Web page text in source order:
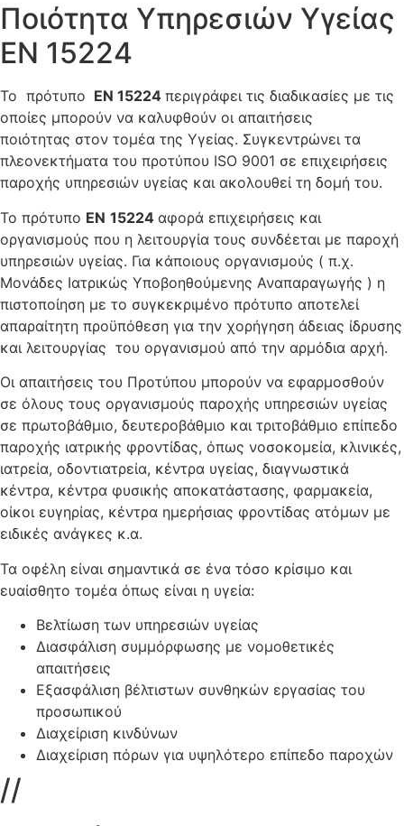
Ποιότητα Υπηρεσιών Υγείας
ΕΝ 15224
Το πρότυπο ΕΝ 15224 περιγράφει τις διαδικασίες με τις
οποίες μπορούν να καλυφθούν οι απαιτήσεις
ποιότητας στον τομέα της Υγείας. Συγκεντρώνει τα
πλεονεκτήματα του προτύπου ISO 9001 σε επιχειρήσεις
παροχής υπηρεσιών υγείας και ακολουθεί τη δομή του.
Το πρότυπο ΕΝ 15224 αφορά επιχειρήσεις και
οργανισμούς που η λειτουργία τους συνδέεται με παροχή
υπηρεσιών υγείας. Για κάποιους οργανισμούς ( π.χ.
Μονάδες Ιατρικώς Υποβοηθούμενης Αναπαραγωγής ) η
πιστοποίηση με το συγκεκριμένο πρότυπο αποτελεί
απαραίτητη προϋπόθεση για την χορήγηση άδειας ίδρυσης
και λειτουργίας του οργανισμού από την αρμόδια αρχή.
Οι απαιτήσεις του Προτύπου μπορούν να εφαρμοσθούν
σε όλους τους οργανισμούς παροχής υπηρεσιών υγείας
σε πρωτοβάθμιο, δευτεροβάθμιο και τριτοβάθμιο επίπεδο
παροχής ιατρικής φροντίδας, όπως νοσοκομεία, κλινικές,
ιατρεία, οδοντιατρεία, κέντρα υγείας, διαγνωστικά
κέντρα, κέντρα φυσικής αποκατάστασης, φαρμακεία,
οίκοι ευγηρίας, κέντρα ημερήσιας φροντίδας ατόμων με
ειδικές ανάγκες κ.α.
Τα οφέλη είναι σημαντικά σε ένα τόσο κρίσιμο και
ευαίσθητο τομέα όπως είναι η υγεία:
Βελτίωση των υπηρεσιών υγείας
Διασφάλιση συμμόρφωσης με νομοθετικές
απαιτήσεις
Εξασφάλιση βέλτιστων συνθηκών εργασίας του
προσωπικού
Διαχείριση κινδύνων
Διαχείριση πόρων για υψηλότερο επίπεδο παροχών
//